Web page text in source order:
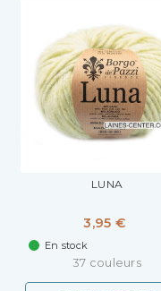
LUNA
3,95 €
En stock
37 couleurs